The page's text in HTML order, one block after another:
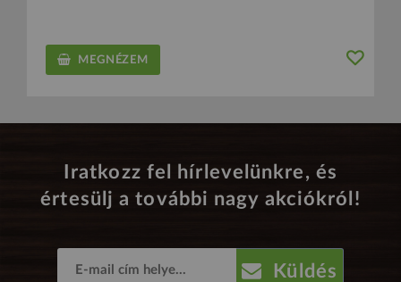
MEGNÉZEM
Iratkozz fel hírlevelünkre, és
értesülj a további nagy akciókról!
Küldés